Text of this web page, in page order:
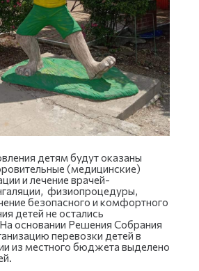
детям будут оказаны
(медицинские)
и лечение врачей-
физиопроцедуры,
безопасного и комфортного
детей не остались
основании Решения Собрания
перевозки детей в
из местного бюджета выделено